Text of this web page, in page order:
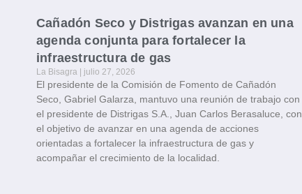
Cañadón Seco y Distrigas avanzan en una
agenda conjunta para fortalecer la
infraestructura de gas
La Bisagra julio 27, 2026
El presidente de la Comisión de Fomento de Cañadón
Seco, Gabriel Galarza, mantuvo una reunión de trabajo con
el presidente de Distrigas S.A., Juan Carlos Berasaluce, con
el objetivo de avanzar en una agenda de acciones
orientadas a fortalecer la infraestructura de gas y
acompañar el crecimiento de la localidad.